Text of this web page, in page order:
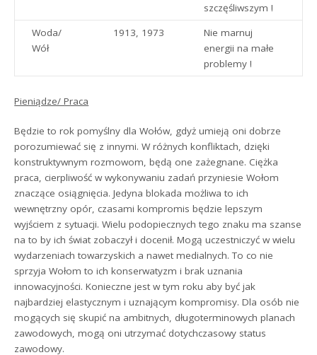
szczęśliwszym !
Woda/
Wół
1913, 1973
Nie marnuj
energii na małe
problemy !
Pieniądze/ Praca
Będzie to rok pomyślny dla Wołów, gdyż umieją oni dobrze
porozumiewać się z innymi. W różnych konfliktach, dzięki
konstruktywnym rozmowom, będą one zażegnane. Ciężka
praca, cierpliwość w wykonywaniu zadań przyniesie Wołom
znaczące osiągnięcia. Jedyna blokada możliwa to ich
wewnętrzny opór, czasami kompromis będzie lepszym
wyjściem z sytuacji. Wielu podopiecznych tego znaku ma szanse
na to by ich świat zobaczył i docenił. Mogą uczestniczyć w wielu
wydarzeniach towarzyskich a nawet medialnych. To co nie
sprzyja Wołom to ich konserwatyzm i brak uznania
innowacyjności. Konieczne jest w tym roku aby być jak
najbardziej elastycznym i uznającym kompromisy. Dla osób nie
mogących się skupić na ambitnych, długoterminowych planach
zawodowych, mogą oni utrzymać dotychczasowy status
zawodowy.